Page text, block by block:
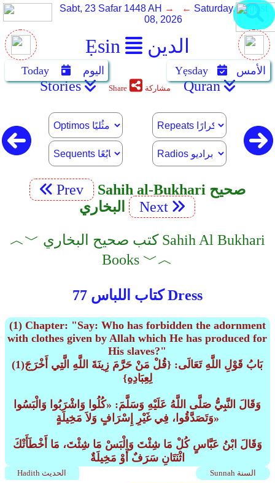
Ẹsin الدين
Sabt, 23 Safar 1448 AH → ← Saturday, August
08, 2026
Today اليوم Yẹsday الأمس
Stories Share مشاركة Quran
Prev
Sahih al-Bukhari صحيح
البخاري
Next
︿﹀ كتب صحيح البخاري Sahih Al Bukhari
Books ﹀︿
كتاب اللباس 77 Dress
(1) Chapter: "Say: Who has forbidden the adornment
with clothes given by Allah which He has produced for
His slaves?"
(1)بَابُ قَوْلِ اللَّهِ تَعَالَى: {قُلْ مَنْ حَرَّمَ زِينَةَ اللَّهِ الَّتِي أَخْرَجَ
لِعِبَادِهِ}
وَقَالَ النَّبِيُّ صَلَّى اللَّهُ عَلَيْهِ وَسَلَّمَ: «كُلُوا وَاشْرَبُوا وَالْبَسُوا
وَتَصَدَّقُوا، فِي غَيْرِ إِسْرَافٍ وَلاَ مَخِيلَةٍ»
وَقَالَ ابْنُ عَبَّاسٍ كُلْ مَا شِئْتَ وَالْبَسْ مَا شِئْتَ، مَا أَخْطَأَتْكَ
اثْنَتَانِ سَرَفٌ أَوْ مَخِيلَةٌ
Sunnah السنة Hadith الحديث